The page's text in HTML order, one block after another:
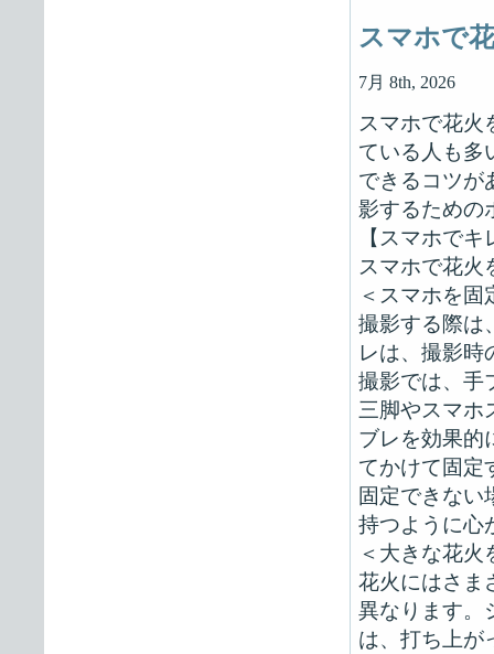
スマホで
7月 8th, 2026
スマホで花火
ている人も多
できるコツが
影するための
【スマホで
スマホで花火
＜スマホを
撮影する際は
レは、撮影時
撮影では、手
三脚やスマホ
ブレを効果的
てかけて固定
固定できない
持つように心
＜大きな花
花火にはさま
異なります。
は、打ち上が